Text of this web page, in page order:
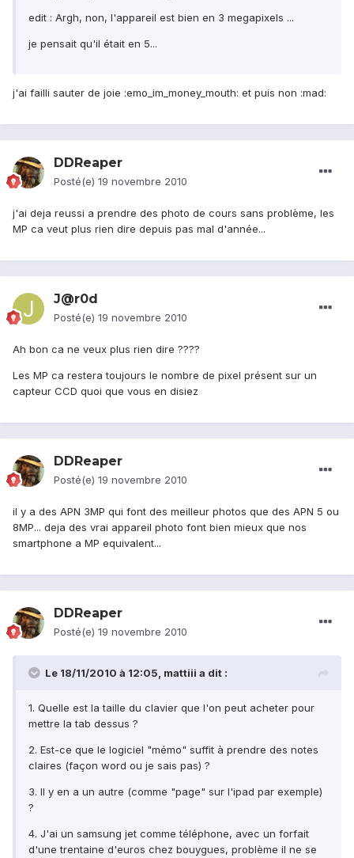
edit : Argh, non, l'appareil est bien en 3 megapixels ...
je pensait qu'il était en 5...
j'ai failli sauter de joie :emo_im_money_mouth: et puis non :mad:
DDReaper
Posté(e) 19 novembre 2010
j'ai deja reussi a prendre des photo de cours sans problème, les
MP ca veut plus rien dire depuis pas mal d'année...
J@r0d
Posté(e) 19 novembre 2010
Ah bon ca ne veux plus rien dire ????
Les MP ca restera toujours le nombre de pixel présent sur un
capteur CCD quoi que vous en disiez
DDReaper
Posté(e) 19 novembre 2010
il y a des APN 3MP qui font des meilleur photos que des APN 5 ou
8MP... deja des vrai appareil photo font bien mieux que nos
smartphone a MP equivalent...
DDReaper
Posté(e) 19 novembre 2010
Le 18/11/2010 à 12:05, mattiii a dit :
1. Quelle est la taille du clavier que l'on peut acheter pour
mettre la tab dessus ?
2. Est-ce que le logiciel "mémo" suffit à prendre des notes
claires (façon word ou je sais pas) ?
3. Il y en a un autre (comme "page" sur l'ipad par exemple)
?
4. J'ai un samsung jet comme téléphone, avec un forfait
d'une trentaine d'euros chez bouygues, problème il ne se